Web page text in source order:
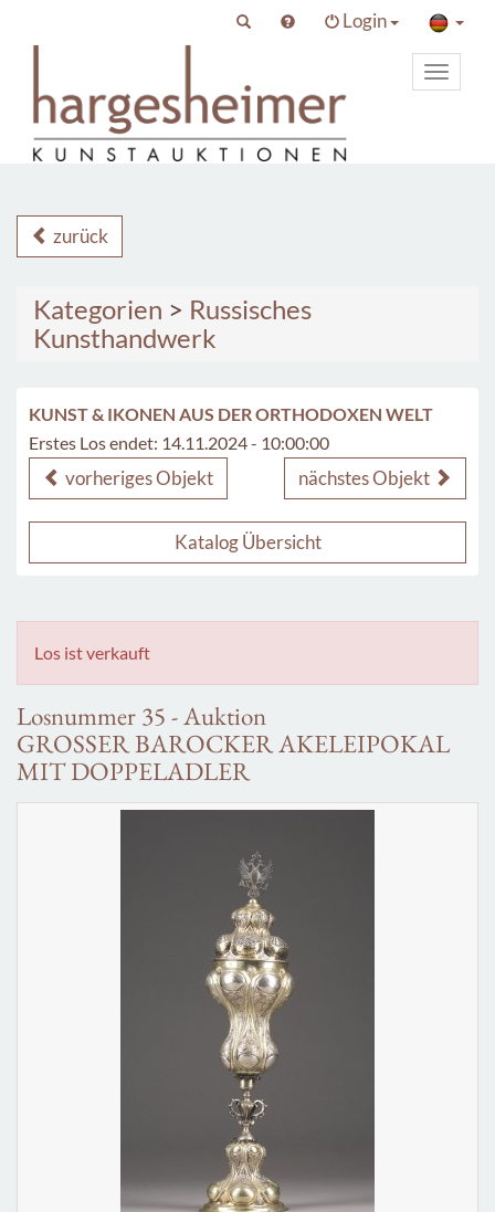
Login
Toggle
zurück
Kategorien > Russisches
Kunsthandwerk
KUNST & IKONEN AUS DER ORTHODOXEN WELT
Erstes Los endet: 14.11.2024 - 10:00:00
vorheriges Objekt nächstes Objekt
Katalog Übersicht
Los ist verkauft
Losnummer 35 - Auktion
GROSSER BAROCKER AKELEIPOKAL
MIT DOPPELADLER